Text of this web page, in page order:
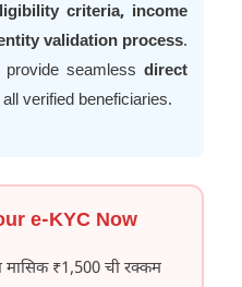
criteria, income
validation process.
seamless direct
verified beneficiaries.
e-KYC Now
मासिक ₹1,500 ची रक्कम